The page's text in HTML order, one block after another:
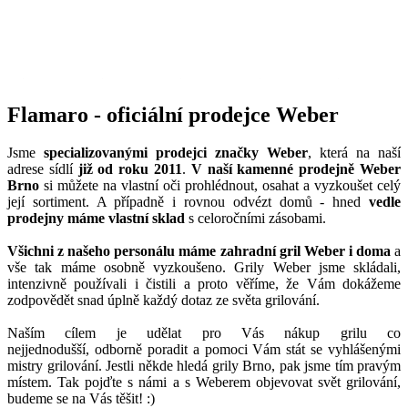
Flamaro - oficiální prodejce Weber
Jsme specializovanými prodejci značky Weber, která na naší
adrese sídlí již od roku 2011. V naší kamenné prodejně Weber
Brno si můžete na vlastní oči prohlédnout, osahat a vyzkoušet celý
její sortiment. A případně i rovnou odvézt domů - hned vedle
prodejny máme vlastní sklad s celoročními zásobami.
Všichni z našeho personálu máme zahradní gril Weber i domaa
vše tak máme osobně vyzkoušeno. Grily Weber jsme skládali,
intenzivně používali i čistili a proto věříme, že Vám dokážeme
zodpovědět snad úplně každý dotaz ze světa grilování.
Naším cílem je udělat pro Vás nákup grilu co
nejjednodušší, odborně poradit a pomoci Vám stát se vyhlášenými
mistry grilování. Jestli někde hledá grily Brno, pak jsme tím pravým
místem. Tak pojďte s námi a s Weberem objevovat svět grilování,
budeme se na Vás těšit! :)